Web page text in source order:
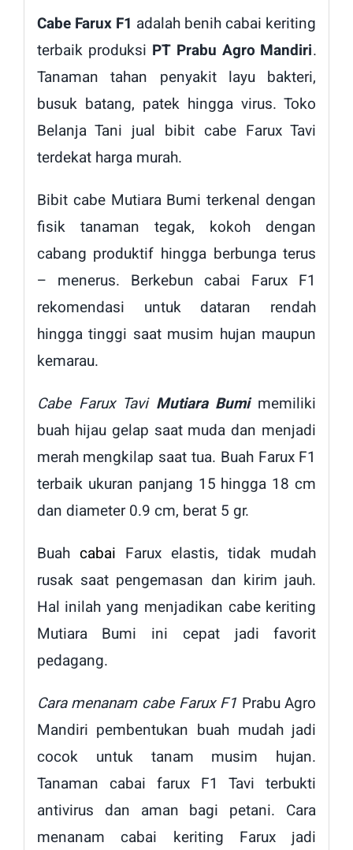
Cabe Farux F1 adalah benih cabai keriting
terbaik produksi PT Prabu Agro Mandiri.
Tanaman tahan penyakit layu bakteri,
busuk batang, patek hingga virus. Toko
Belanja Tani jual bibit cabe Farux Tavi
terdekat harga murah.
Bibit cabe Mutiara Bumi terkenal dengan
fisik tanaman tegak, kokoh dengan
cabang produktif hingga berbunga terus
– menerus. Berkebun cabai Farux F1
rekomendasi untuk dataran rendah
hingga tinggi saat musim hujan maupun
kemarau.
Cabe Farux Tavi Mutiara Bumimemiliki
buah hijau gelap saat muda dan menjadi
merah mengkilap saat tua. Buah Farux F1
terbaik ukuran panjang 15 hingga 18 cm
dan diameter 0.9 cm, berat 5 gr.
Buah cabai Farux elastis, tidak mudah
rusak saat pengemasan dan kirim jauh.
Hal inilah yang menjadikan cabe keriting
Mutiara Bumi ini cepat jadi favorit
pedagang.
Cara menanam cabe Farux F1 Prabu Agro
Mandiri pembentukan buah mudah jadi
cocok untuk tanam musim hujan.
Tanaman cabai farux F1 Tavi terbukti
antivirus dan aman bagi petani. Cara
menanam cabai keriting Farux jadi